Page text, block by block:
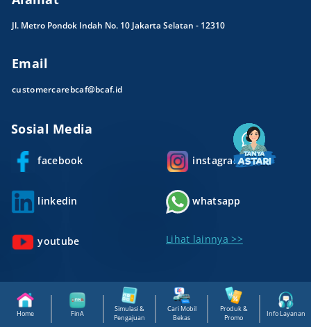
Home FinA
Simulasi &
Pengajuan
Cari Mobil
Bekas
Produk &
Promo
Info Layanan
Jl. Metro Pondok Indah No. 10 Jakarta Selatan - 12310
Email
customercarebcaf@bcaf.id
Sosial Media
facebook instagram
linkedin whatsapp
youtube Lihat lainnya >>